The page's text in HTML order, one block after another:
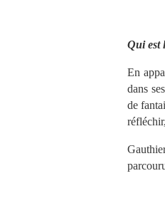
Qui est
En
dans
de